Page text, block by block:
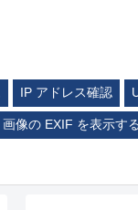
IP アドレス確認
画像の EXIF を表示す